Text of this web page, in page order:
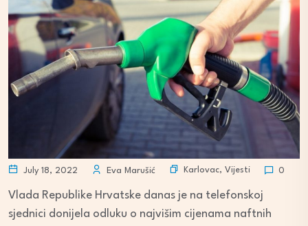
July 18, 2022 Eva Marušić Karlovac, Vijesti 0
Vlada Republike Hrvatske danas je na telefonskoj
sjednici donijela odluku o najvišim cijenama naftnih